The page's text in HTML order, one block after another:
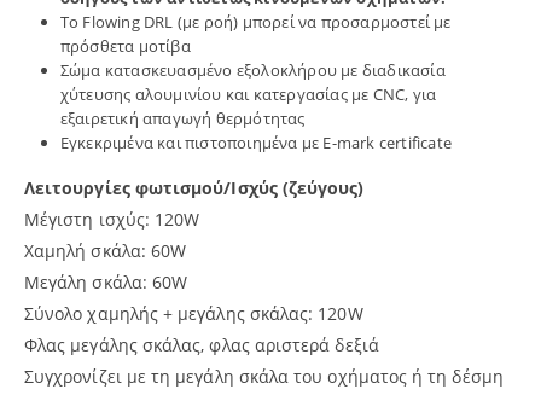
Το Flowing DRL (με ροή) μπορεί να προσαρμοστεί με
πρόσθετα μοτίβα
Σώμα κατασκευασμένο εξολοκλήρου με διαδικασία
χύτευσης αλουμινίου και κατεργασίας με CNC, για
εξαιρετική απαγωγή θερμότητας
Εγκεκριμένα και πιστοποιημένα με E-mark certificate
Λειτουργίες φωτισμού/Ισχύς (ζεύγους)
Μέγιστη ισχύς: 120W
Χαμηλή σκάλα: 60W
Μεγάλη σκάλα: 60W
Σύνολο χαμηλής + μεγάλης σκάλας: 120W
Φλας μεγάλης σκάλας, φλας αριστερά δεξιά
Συγχρονίζει με τη μεγάλη σκάλα του οχήματος ή τη δέσμη